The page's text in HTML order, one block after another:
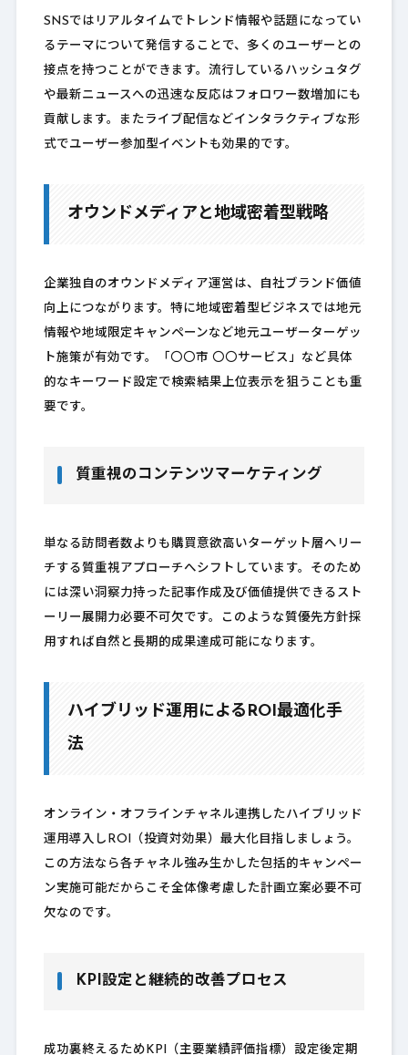
SNSではリアルタイムでトレンド情報や話題になってい
るテーマについて発信することで、多くのユーザーとの
接点を持つことができます。流行しているハッシュタグ
や最新ニュースへの迅速な反応はフォロワー数増加にも
貢献します。またライブ配信などインタラクティブな形
式でユーザー参加型イベントも効果的です。
オウンドメディアと地域密着型戦略
企業独自のオウンドメディア運営は、自社ブランド価値
向上につながります。特に地域密着型ビジネスでは地元
情報や地域限定キャンペーンなど地元ユーザーターゲッ
ト施策が有効です。「〇〇市 〇〇サービス」など具体
的なキーワード設定で検索結果上位表示を狙うことも重
要です。
質重視のコンテンツマーケティング
単なる訪問者数よりも購買意欲高いターゲット層へリー
チする質重視アプローチへシフトしています。そのため
には深い洞察力持った記事作成及び価値提供できるスト
ーリー展開力必要不可欠です。このような質優先方針採
用すれば自然と長期的成果達成可能になります。
ハイブリッド運用によるROI最適化手
法
オンライン・オフラインチャネル連携したハイブリッド
運用導入しROI（投資対効果）最大化目指しましょう。
この方法なら各チャネル強み生かした包括的キャンペー
ン実施可能だからこそ全体像考慮した計画立案必要不可
欠なのです。
KPI設定と継続的改善プロセス
成功裏終えるためKPI（主要業績評価指標）設定後定期